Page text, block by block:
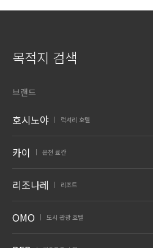
목적지 검색
브랜드
호시노야 럭셔리 호텔
카이 온천 료칸
리조나레 리조트
OMO 도시 관광 호텔